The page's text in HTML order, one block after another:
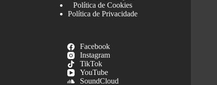
Política de Cookies
Política de Privacidade
Facebook
Instagram
TikTok
YouTube
SoundCloud